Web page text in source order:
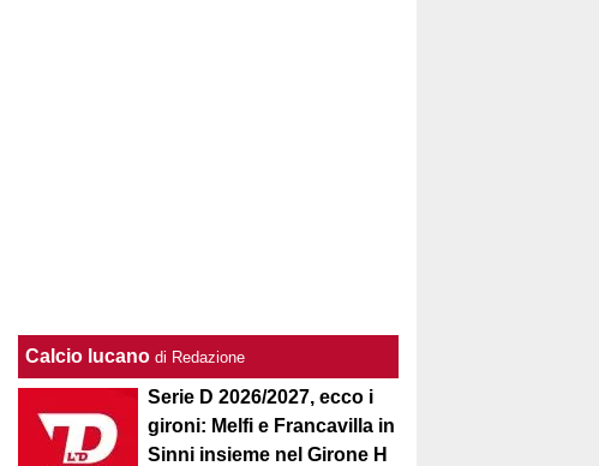
Calcio lucanodi Redazione
Serie D 2026/2027, ecco i
gironi: Melfi e Francavilla in
Sinni insieme nel Girone H